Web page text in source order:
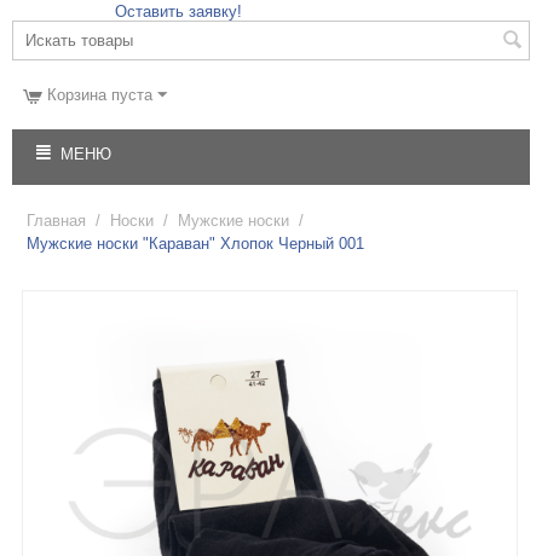
Оставить заявку!
Корзина пуста
МЕНЮ
Главная / Носки / Мужские носки /
Мужские носки "Караван" Хлопок Черный 001